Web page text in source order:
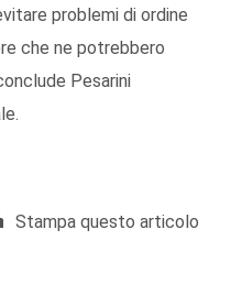
problemi di ordine
che ne potrebbero
Pesarini
Stampa questo articolo